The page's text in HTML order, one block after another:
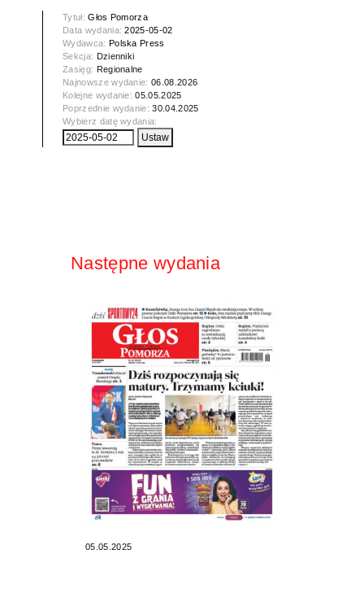
Tytuł:Głos Pomorza
Data wydania:2025-05-02
Wydawca: Polska Press
Sekcja: Dzienniki
Zasięg: Regionalne
Najnowsze wydanie:06.08.2026
Kolejne wydanie:05.05.2025
Poprzednie wydanie:30.04.2025
Wybierz datę wydania:
Następne wydania
05.05.2025